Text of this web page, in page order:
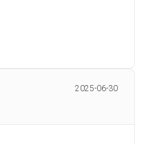
2025-06-30